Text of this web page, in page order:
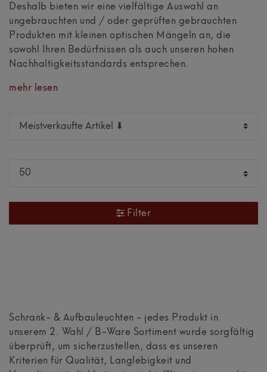
Deshalb bieten wir eine vielfältige Auswahl an
ungebrauchten und / oder geprüften gebrauchten
Produkten mit kleinen optischen Mängeln an, die
sowohl Ihren Bedürfnissen als auch unseren hohen
Nachhaltigkeitsstandards entsprechen.
mehr lesen
Filter
Schrank- & Aufbauleuchten - jedes Produkt in
unserem 2. Wahl / B-Ware Sortiment wurde sorgfältig
überprüft, um sicherzustellen, dass es unseren
Kriterien für Qualität, Langlebigkeit und